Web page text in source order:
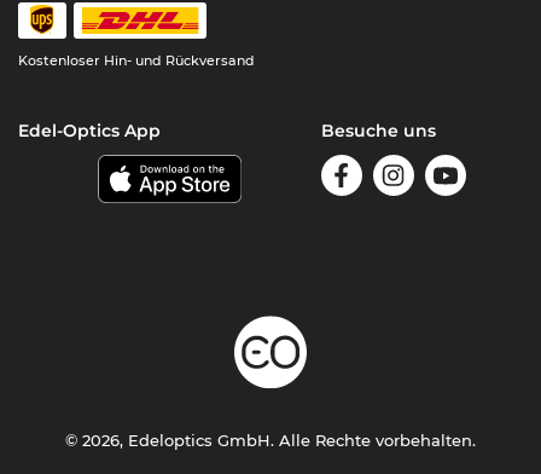
Kostenloser Hin- und Rückversand
Edel-Optics App Besuche uns
© 2026, Edeloptics GmbH. Alle Rechte vorbehalten.